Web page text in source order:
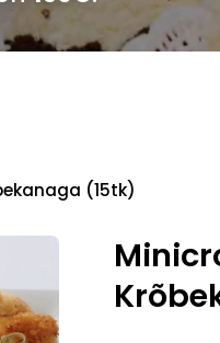
(15tk)